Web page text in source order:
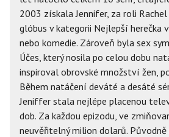
2003 získala Jennifer, za roli
glóbus v kategorii Nejlepší herečka
nebo komedie. Zároveň byla sex
Účes, který nosila po celou dobu
inspiroval obrovské množství žen,
Během natáčení deváté a desáté
Jeniffer stala nejlépe placenou
dob. Za každou epizodu, ve
neuvěřitelný milion dolarů.